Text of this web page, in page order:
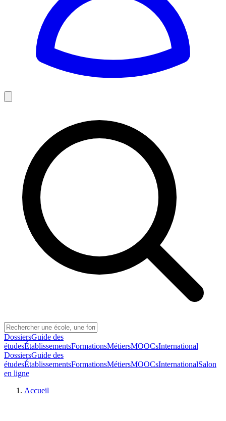
DossiersGuide des
étudesÉtablissementsFormationsMétiersMOOCsInternational
DossiersGuide des
étudesÉtablissementsFormationsMétiersMOOCsInternationalSalon
en ligne
Accueil